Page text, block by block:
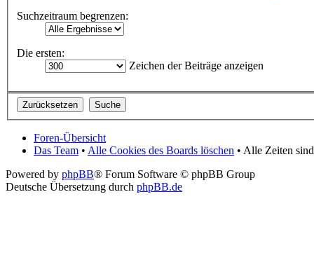
Suchzeitraum begrenzen:
Die ersten:
Zeichen der Beiträge anzeigen
Foren-Übersicht
Das Team • Alle Cookies des Boards löschen • Alle Zeiten
Powered by phpBB® Forum Software © phpBB Group
Deutsche Übersetzung durch phpBB.de